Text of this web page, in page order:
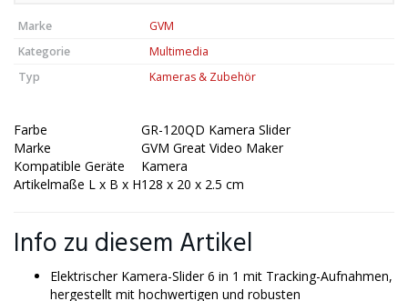
Marke
GVM
Kategorie
Multimedia
Typ
Kameras & Zubehör
Farbe
GR-120QD Kamera Slider
Marke
GVM Great Video Maker
Kompatible Geräte
Kamera
Artikelmaße L x B x H128 x 20 x 2.5 cm
Info zu diesem Artikel
Elektrischer Kamera-Slider 6 in 1 mit Tracking-Aufnahmen,
hergestellt mit hochwertigen und robusten